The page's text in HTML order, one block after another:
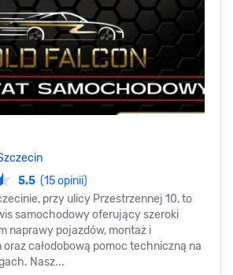
5.5 (15 opinii)
przy ulicy Przestrzennej 10, to
samochodowy oferujący szeroki
naprawy pojazdów, montaż i
całodobową pomoc techniczną na
Nasz...